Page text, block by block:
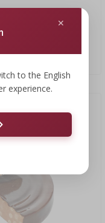
22 cm
to the English
experience.